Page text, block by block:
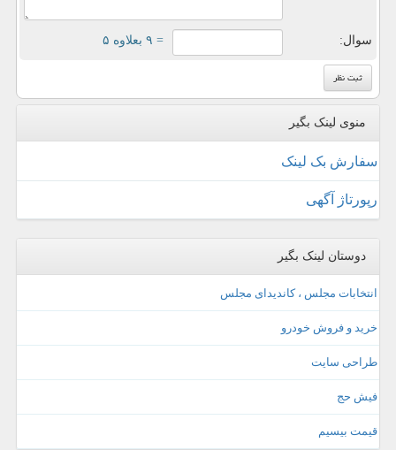
سوال: = ۹ بعلاوه ۵
منوی لینک بگیر
سفارش بک لینک
رپورتاژ آگهی
دوستان لینک بگیر
انتخابات مجلس ، کاندیدای مجلس
خرید و فروش خودرو
طراحی سایت
فیش حج
قیمت بیسیم